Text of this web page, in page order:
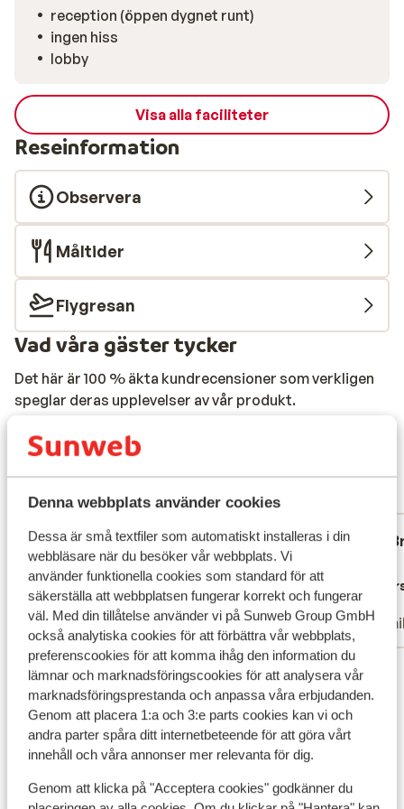
Denna webbplats använder cookies
Dessa är små textfiler som automatiskt installeras i din
webbläsare när du besöker vår webbplats. Vi
använder funktionella cookies som standard för att
säkerställa att webbplatsen fungerar korrekt och fungerar
väl. Med din tillåtelse använder vi på Sunweb Group GmbH
också analytiska cookies för att förbättra vår webbplats,
preferenscookies för att komma ihåg den information du
lämnar och marknadsföringscookies för att analysera vår
marknadsföringsprestanda och anpassa våra erbjudanden.
Genom att placera 1:a och 3:e parts cookies kan vi och
andra parter spåra ditt internetbeteende för att göra vårt
innehåll och våra annonser mer relevanta för dig.
Genom att klicka på "Acceptera cookies" godkänner du
med stranden och huvudgatan finns restauranger och
tavernor som serverar autentisk grekisk mat som
souvlaki, tzatziki och ljuvlig fetaost.
reception (öppen dygnet runt)
ingen hiss
lobby
Visa alla faciliteter
Reseinformation
Observera
Måltider
Flygresan
Vad våra gäster tycker
Det här är 100 % äkta kundrecensioner som verkligen
speglar deras upplevelser av vår produkt.
7.3 Bra
17 omdömen
Mest bokad av partner
7.6 Bra
för 2 veckor sedan
Rent och fin personal dock mycket
ungdomar som festade
Rent och fin personal dock mycket
ungdomar som festade
Anonym
Familj
Visa alla 17 omdömen
Läge
Visa på karta